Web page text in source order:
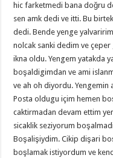
hic farketmedi bana doğru
sen amk dedi ve itti. Bu
dedi. Bende yenge
nolcak sanki dedim ve
ikna oldu. Yengem yatakda
boşaldigimdan ve ami
ve ah oh diyordu. Yengemin
Posta oldugu içim hemen
caktirmadan devam ettim
sicaklik seziyorum
Boşalişiydim. Cikip dişari
boşlamak istiyordum ve